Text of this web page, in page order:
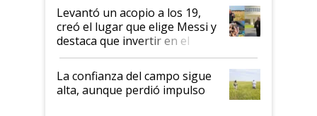
Levantó un acopio a los 19,
creó el lugar que elige Messi y
destaca que invertir en el
kirchnerismo era como "darle
plata a un hijo para droga":
Juan Félix Rossetti, el libertario
que de una dura crisis salió
La confianza del campo sigue
alta, aunque perdió impulso